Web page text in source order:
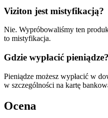
Viziton jest mistyfikacją?
Nie. Wypróbowaliśmy ten
to mistyfikacja.
Gdzie wypłacić pieniądze?
Pieniądze możesz wypłacić w
w szczególności na kartę
Ocena